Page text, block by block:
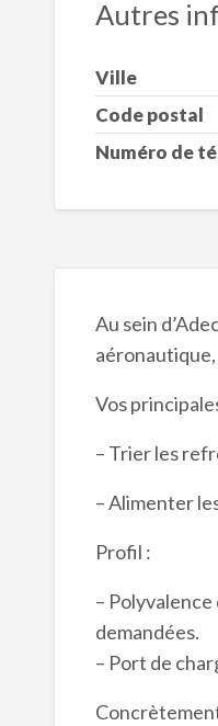
Autres
Ville
Code postal
Numéro de
Au sein
Vos
– Trier les
– Alimenter
Profil :
–
demandées.
– Port de